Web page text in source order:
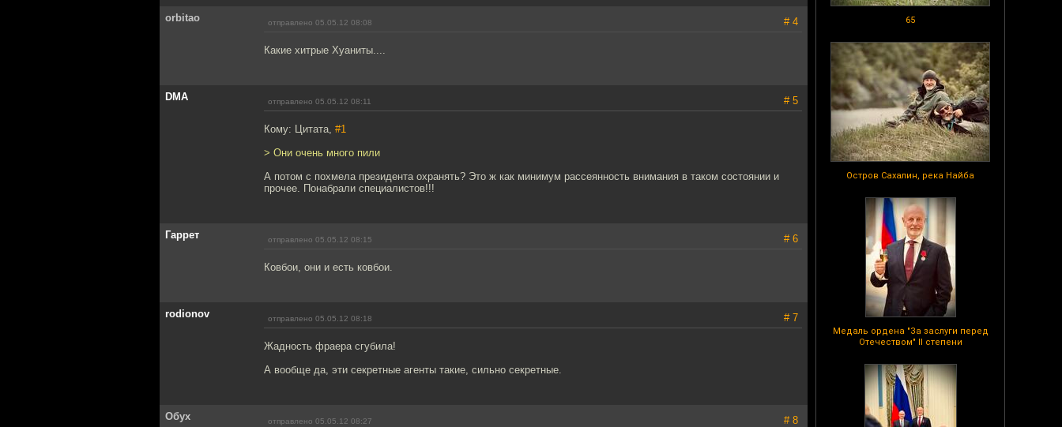
65
Остров Сахалин, река Найба
Медаль ордена "За заслуги перед
Отечеством" II степени
orbitao отправлено 05.05.12 08:08 # 4
Какие хитрые Хуаниты....
DMA отправлено 05.05.12 08:11 # 5
Кому: Цитата, #1
> Они очень много пили
А потом с похмела президента охранять? Это ж как минимум рассеянность внимания в таком состоянии и
прочее. Понабрали специалистов!!!
Гаррет отправлено 05.05.12 08:15 # 6
Ковбои, они и есть ковбои.
rodionov отправлено 05.05.12 08:18 # 7
Жадность фраера сгубила!
А вообще да, эти секретные агенты такие, сильно секретные.
Обух отправлено 05.05.12 08:27 # 8